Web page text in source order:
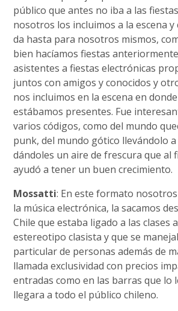
público que antes no iba a las
nosotros los incluimos a la escena y
da hasta para nosotros mismos,
bien hacíamos fiestas
asistentes a fiestas electrónicas
juntos con amigos y conocidos y
nos incluimos en la escena en
estábamos presentes. Fue
varios códigos, como del mundo
punk, del mundo gótico llevándolo
dándoles un aire de frescura que al
ayudó a tener un buen crecimiento.
Mossatti: En este formato
la música electrónica, la sacamos
Chile que estaba ligado a las clases
estereotipo clasista y que se
particular de personas además de
llamada exclusividad con precios
entradas como en las barras que lo
llegara a todo el público chileno.